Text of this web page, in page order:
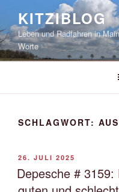
springen
KITZIBLOG
Leben und Radfahren in
Worte
SCHLAGWORT:
VERÖFFENTLICHT
AM
26. JULI 2025
Depesche #